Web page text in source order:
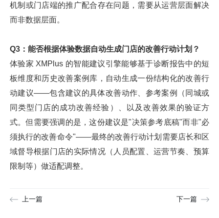
机制或门店端的推广配合存在问题，需要从运营层面解决
而非数据层面。
Q3：能否根据体验数据自动生成门店的改善行动计划？
体验家 XMPlus 的智能建议引擎能够基于诊断报告中的短
板维度和历史改善案例库，自动生成一份结构化的改善行
动建议——包含建议的具体改善动作、参考案例（同城或
同类型门店的成功改善经验）、以及改善效果的验证方
式。但需要强调的是，这份建议是"决策参考底稿"而非"必
须执行的改善命令"——最终的改善行动计划需要店长和区
域督导根据门店的实际情况（人员配置、运营节奏、预算
限制等）做适配调整。
上一篇 下一篇